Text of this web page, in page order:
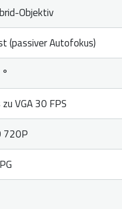
Objektiv
(passiver Autofokus)
zu VGA 30 FPS
720P